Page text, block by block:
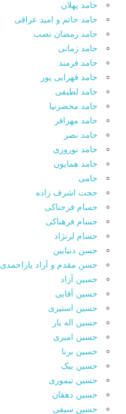
حامد پهلان
حامد حاتم و امید عراقی
حامد رمضان نصب
حامد زمانی
حامد فرمند
حامد قهرایی پور
حامد لطیفی
حامد محضرنیا
حامد مهرافر
حامد نصر
حامد نوروزی
حامد همایون
حامی
حجت اشرف زاده
حسام فرحناکی
حسام فرهناکی
حسام لرنژاد
حسن دنیابین
حسن مقدم و آراد یاراحمدی
حسین آزاد
حسین آقایی
حسین استیری
حسین اله یار
حسین امیری
حسین برنا
حسین بیک
حسین تیموری
حسین دهقان
حسین سیفی